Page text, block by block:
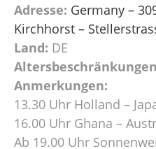
Adresse: Germany –
Kirchhorst –
Land: DE
Anmerkungen:
13.30 Uhr Holland –
16.00 Uhr Ghana –
Ab 19.00 Uhr